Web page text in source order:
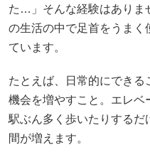
た…」そんな経験はありま
の生活の中で足首をうま
ています。
たとえば、日常的にできる
機会を増やすこと。エレベ
駅ぶん多く歩いたりする
間が増えます。